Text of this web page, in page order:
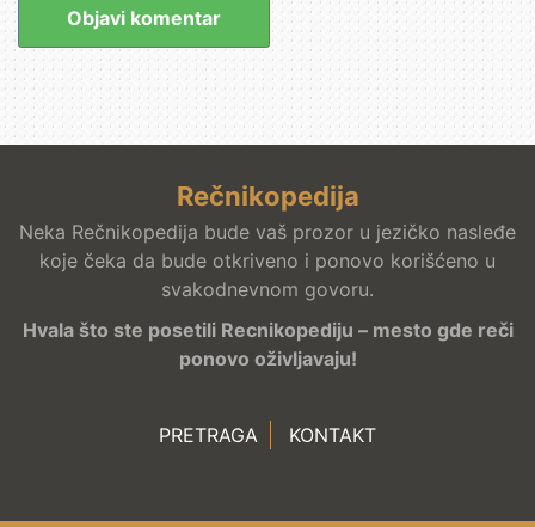
Rečnikopedija
Neka Rečnikopedija bude vaš prozor u jezičko nasleđe
koje čeka da bude otkriveno i ponovo korišćeno u
svakodnevnom govoru.
Hvala što ste posetili Recnikopediju – mesto gde reči
ponovo oživljavaju!
PRETRAGA KONTAKT